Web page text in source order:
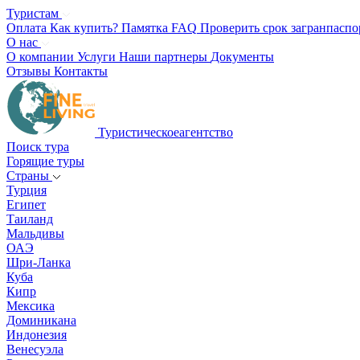
Туристам
Оплата Как купить? Памятка FAQ Проверить срок
О нас
О компании Услуги Наши партнеры Документы
Отзывы Контакты
Туристическоеагентство
Поиск тура
Горящие туры
Страны
Турция
Египет
Таиланд
Мальдивы
ОАЭ
Шри-Ланка
Куба
Кипр
Мексика
Доминикана
Индонезия
Венесуэла